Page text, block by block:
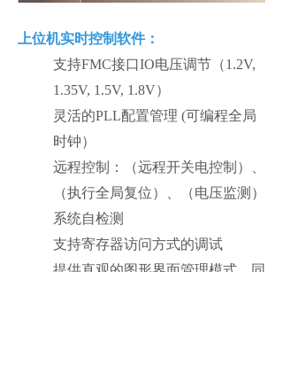
上位机实时控制软件：
支持FMC接口IO电压调节（1.2V,
1.35V, 1.5V, 1.8V）
灵活的PLL配置管理 (可编程全局
时钟）
远程控制：（远程开关电控制）、
（执行全局复位）、（电压监测）
系统自检测
支持寄存器访问方式的调试
提供直观的图形界面管理模式，同